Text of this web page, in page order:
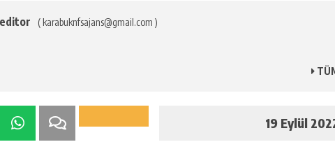
( karabuknfsajans@gmail.com )
19 Eylül